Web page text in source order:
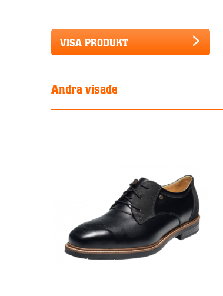
VISA PRODUKT
Andra visade